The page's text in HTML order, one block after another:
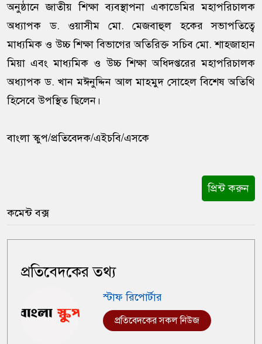
অনুষ্ঠানে জাতীয় শিক্ষা ব্যবস্থাপনা একাডেমির মহাপরিচালক
অধ্যাপক ড. ওয়াসীম মো. মেজবাহুল হকের সভাপতিত্বে
মাধ্যমিক ও উচ্চ শিক্ষা বিভাগের অতিরিক্ত সচিব মো. শাহজাহান
মিয়া এবং মাধ্যমিক ও উচ্চ শিক্ষা অধিদপ্তরের মহাপরিচালক
অধ্যাপক ড. খান মঈনুদ্দিন আল মাহমুদ সোহেল বিশেষ অতিথি
হিসেবে উপস্থিত ছিলেন।
বাংলা স্কুপ/প্রতিবেদক/এইচবি/এসকে
প্রিন্ট করুন
কমেন্ট বক্স
প্রতিবেদকের তথ্য
স্টাফ রিপোর্টার
প্রতিবেদকের সকল নিউজ